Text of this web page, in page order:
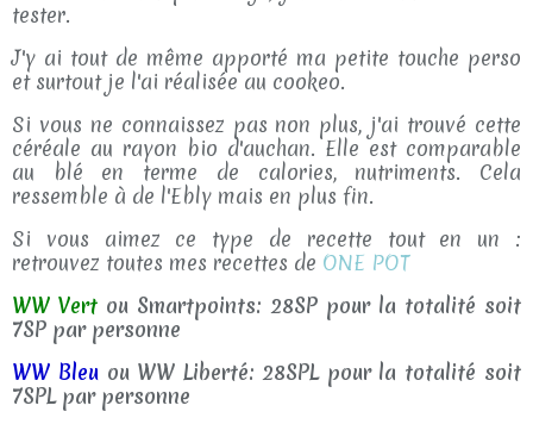
tester.
J'y ai tout de même apporté ma petite touche perso
et surtout je l'ai réalisée au cookeo.
Si vous ne connaissez pas non plus, j'ai trouvé cette
céréale au rayon bio d'auchan. Elle est comparable
au blé en terme de calories, nutriments. Cela
ressemble à de l'Ebly mais en plus fin.
Si vous aimez ce type de recette tout en un :
retrouvez toutes mes recettes de ONE POT
WW Vert ou Smartpoints: 28SP pour la totalité soit
7SP par personne
WW Bleu ou WW Liberté: 28SPL pour la totalité soit
7SPL par personne